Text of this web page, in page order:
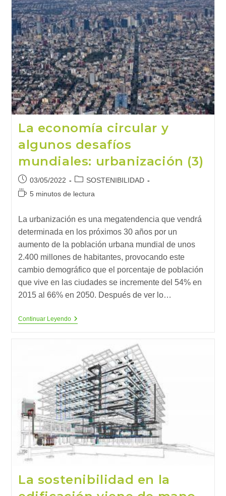
La economía circular y
algunos desafíos
mundiales: urbanización (3)
Publicación
de
03/05/2022
Categoría
de
SOSTENIBILIDAD
Tiempo
lectura:
5 minutos de lectura
La urbanización es una megatendencia que vendrá
determinada en los próximos 30 años por un
aumento de la población urbana mundial de unos
2.400 millones de habitantes, provocando este
cambio demográfico que el porcentaje de población
que vive en las ciudades se incremente del 54% en
2015 al 66% en 2050. Después de ver lo…
Continuar LeyendoLa
Desafíos
Mundiales:
Urbanización
(3)
La sostenibilidad en la